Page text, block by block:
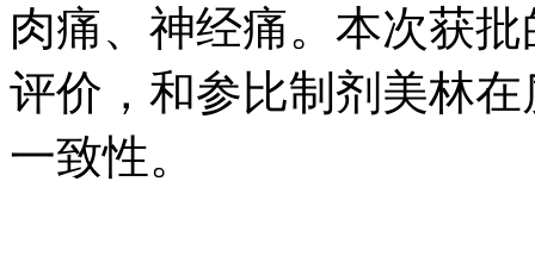
肉痛、神经痛。本次
评价，和参比制剂美
一致性。